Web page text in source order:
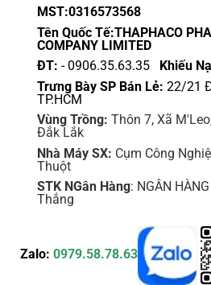
MST:0316573568
Tên Quốc Tế:THAPHACO
COMPANY LIMITED
ĐT: - 0906.35.63.35 Khiếu
Trưng Bày SP Bán Lẻ: 22/21
TP.HCM
Vùng Trồng: Thôn 7, Xã
Đắk Lắk
Nhà Máy SX: Cụm Công
Thuột
STK NGân Hàng: NGÂN
Thắng
Zalo: 0979.58.78.63